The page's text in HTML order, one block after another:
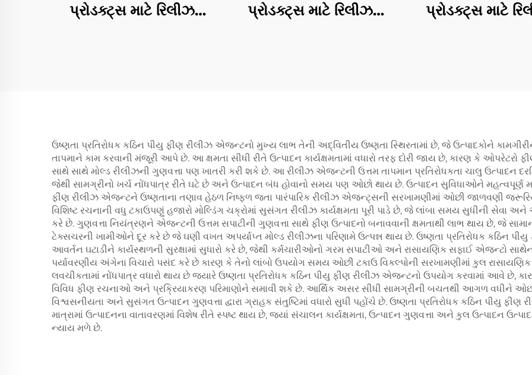
પ્રોડક્ટ્સ માટે રિલીઝ
પ્રોડક્ટ્સ માટે રિલીઝ
પ્રોડક્ટ્સ માટે
ઉષ્ણતા પ્રતિરોધક કઠિન પીયુ ફીણ રીલીઝ એજન્ટનો મુખ્ય લાભ તેની અદ્વિતીય ઉષ્ણતા સ્થિરતામાં છે, જે ઉત્પાદકોને
તાપમાને કામ કરવાની મંજૂરી આપે છે. આ ક્ષમતા સીધી રીતે ઉત્પાદન કાર્યક્ષમતામાં વધારો તરફ દોરી જાય છે, કારણ કે
સાથે સાથે મોલ્ડ રીલીઝની ગુણવત્તા પણ ખાતરી કરી શકે છે. આ રીલીઝ એજન્ટની ઉત્તમ તાપમાન પ્રતિરોધકતા ચાલુ ઉત્પાદન
જેથી સામગ્રીનો ખર્ચ નોંધપાત્ર રીતે ઘટે છે અને ઉત્પાદન બંધ હોવાનો સમય પણ ઓછો થાય છે. ઉત્પાદન સુવિધાઓને મહત્વપૂર્ણ
ફીણ રીલીઝ એજન્ટને ઉષ્ણતાના તણાવ હેઠળ નિષ્ફળ જતા પારંપારિક રીલીઝ એજન્ટ્સની સરખામણીમાં ઓછી જાળવણી
વિશિષ્ટ રચનાની વધુ ટકાઉપણું હજારો મોલ્ડિંગ ચક્રોમાં સુસંગત રીલીઝ કાર્યક્ષમતા પૂરી પાડે છે, જે લાંબા સમય સુધીની સેવા
કરે છે. ગુણવત્તા નિયંત્રણને એજન્ટની ઉત્તમ સપાટીની ગુણવત્તા સાથે ફીણ ઉત્પાદનો બનાવવાની ક્ષમતાથી લાભ થાય છે, જે
ટેક્સચરની ખામીઓને દૂર કરે છે જે ઘણી વખત અપર્યાપ્ત મોલ્ડ રીલીઝના પરિણામે ઉત્પન્ન થાય છે. ઉષ્ણતા પ્રતિરોધક કઠિન
આવર્તન ઘટાડીને કાર્યસ્થળની સુરક્ષામાં સુધારો કરે છે, જેથી કર્મચારીઓનો ગરમ સપાટીઓ અને રાસાયણિક સફાઈ એજન્ટો
પર્યાવરણીય અંગેના વિચારો પસંદ કરે છે કારણ કે તેનો લાંબો ઉપયોગ સમય ઓછી ટકાઉ વિકલ્પોની સરખામણીમાં કુલ
લવચીકતામાં નોંધપાત્ર વધારો થાય છે જ્યારે ઉષ્ણતા પ્રતિરોધક કઠિન પીયુ ફીણ રીલીઝ એજન્ટનો ઉપયોગ કરવામાં આવે છે,
વિવિધ ફીણ રચનાઓ અને પ્રક્રિયાકરણ પરિમાણોને સમાવી શકે છે. આર્થિક અસર સીધી સામગ્રીની બચતથી આગળ વધીને
વિશ્વસનીયતા અને સુસંગત ઉત્પાદન ગુણવત્તા દ્વારા ગ્રાહક સંતુષ્ટિમાં વધારો સુધી પહોંચે છે. ઉષ્ણતા પ્રતિરોધક કઠિન પીયુ
માત્રામાં ઉત્પાદનના વાતાવરણમાં વિશેષ રીતે સ્પષ્ટ થાય છે, જ્યાં સંચાલન કાર્યક્ષમતા, ઉત્પાદન ગુણવત્તા અને કુલ ઉત્પાદન
ન્યાય મળે છે.